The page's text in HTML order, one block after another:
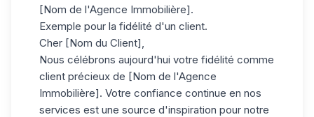
[Nom de l'Agence Immobilière].
Exemple pour la fidélité d'un client.
Cher [Nom du Client],
Nous célébrons aujourd'hui votre fidélité comme
client précieux de [Nom de l'Agence
Immobilière]. Votre confiance continue en nos
services est une source d'inspiration pour notre